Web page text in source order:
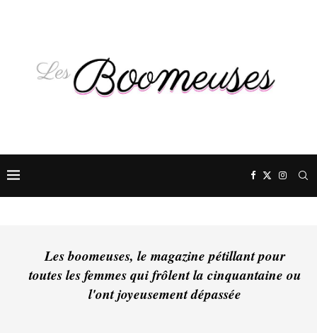
Les boomeuses, le magazine pétillant pour
toutes les femmes qui frôlent la cinquantaine ou
l'ont joyeusement dépassée